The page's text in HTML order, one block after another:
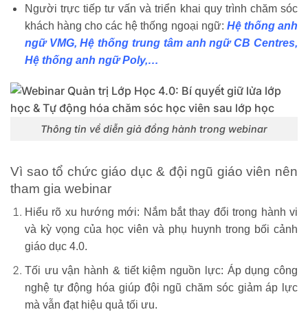
Người trực tiếp tư vấn và triển khai quy trình chăm sóc
khách hàng cho các hệ thống ngoại ngữ: Hệ thống anh
ngữ VMG, Hệ thống trung tâm anh ngữ CB Centres,
Hệ thống anh ngữ Poly,…
Thông tin về diễn giả đồng hành trong webinar
Vì sao tổ chức giáo dục & đội ngũ giáo viên nên
tham gia webinar
Hiểu rõ xu hướng mới: Nắm bắt thay đổi trong hành vi
và kỳ vọng của học viên và phụ huynh trong bối cảnh
giáo dục 4.0.
Tối ưu vận hành & tiết kiệm nguồn lực: Áp dụng công
nghệ tự động hóa giúp đội ngũ chăm sóc giảm áp lực
mà vẫn đạt hiệu quả tối ưu.